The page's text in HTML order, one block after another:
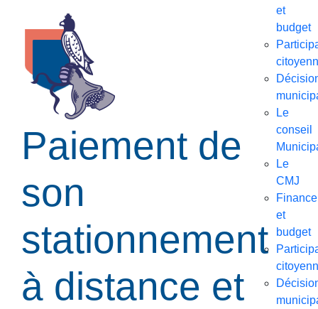
et
budget
Le
conseil
Le
CMJ
Finance
et
budget
Paiement de
son
stationnement
à distance et